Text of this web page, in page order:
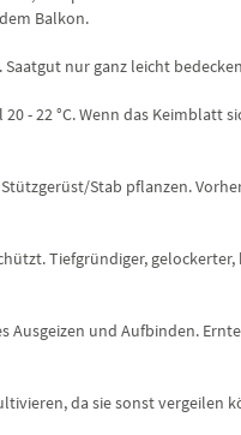
Balkon.
nur ganz leicht
20 - 22 °C. Wenn das
Stab pflanzen.
Tiefgründiger,
Ausgeizen und Aufbinden.
da sie sonst vergeilen